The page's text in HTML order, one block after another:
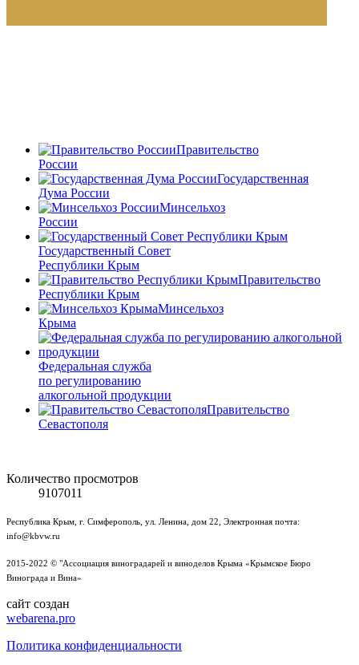
Правительство
России
Государственная
Дума России
Минсельхоз
России
Государственный Совет
Республики Крым
Правительство
Республики Крым
Минсельхоз
Крыма
Федеральная служба
по регулированию
алкогольной продукции
Правительство
Севастополя
Количество просмотров
9107011
Республика Крым, г. Симферополь, ул. Ленина, дом 22, Электронная почта:
info@kbvw.ru
2015-2022 © "Ассоциация виноградарей и виноделов Крыма «Крымское Бюро
Винограда и Вина»
сайт создан
webarena.pro
Политика конфиденциальности